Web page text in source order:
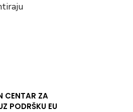
CENTAR ZA
PODRŠKU EU